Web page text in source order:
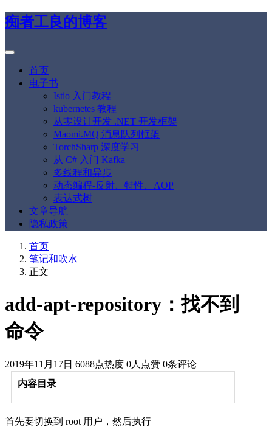
痴者工良的博客
首页
电子书
Istio 入门教程
kubernetes 教程
从零设计开发 .NET 开发框架
Maomi.MQ 消息队列框架
TorchSharp 深度学习
从 C# 入门 Kafka
多线程和异步
动态编程-反射、特性、AOP
表达式树
文章导航
隐私政策
首页
笔记和吹水
正文
add-apt-repository：找不到
命令
2019年11月17日 6088点热度 0人点赞 0条评论
内容目录
首先要切换到 root 用户，然后执行